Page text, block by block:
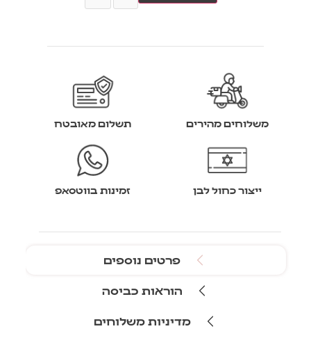
פרטים נוספים
הוראות כביסה
מדיניות משלוחים
משלוחים מהירים תשלום מאובטח
ייצור כחול לבן זמינות בווטסאפ